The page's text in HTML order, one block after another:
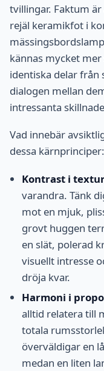
tvillingar. Faktum
rejäl keramikfot i
kännas mycket
identiska delar från
dialogen mellan
intressanta
Vad innebär
dessa kärnprinciper:
Kontrast i
varandra. Tänk
mot en mjuk,
grovt huggen
en slät, polerad
visuellt intresse
dröja kvar.
Harmoni i
alltid relatera till
totala
överväldigar en
medan en liten